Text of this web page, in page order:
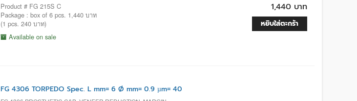
Product # FG 215S C
Package : box of 6 pcs. 1,440 บาท
(1 pcs. 240 บาท)
Available on sale
1,440 บาท
หยิบใส่ตะกร้า
FG 4306 TORPEDO Spec. L mm= 6 Ø mm= 0.9 µm= 40